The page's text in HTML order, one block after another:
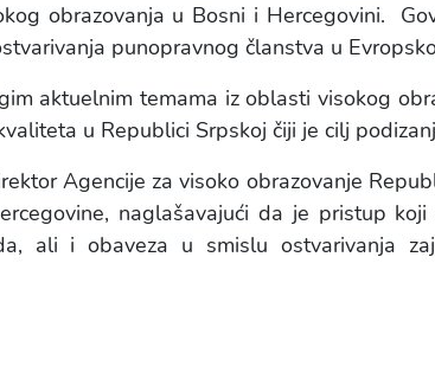
obrazovanja u Bosni i Hercegovini.
punopravnog članstva u
aktuelnim temama iz oblasti visokog
u Republici Srpskoj čiji je cilj
Agencije za visoko obrazovanje
naglašavajući da je pristup
ali i obaveza u smislu ostvarivanja